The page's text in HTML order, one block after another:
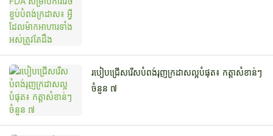
របៀបជ្រើសរើសបំពង់រុញក្រដាសល្អបំផុត៖ កត្តាសំខាន់ៗ
ចំនួន ៧